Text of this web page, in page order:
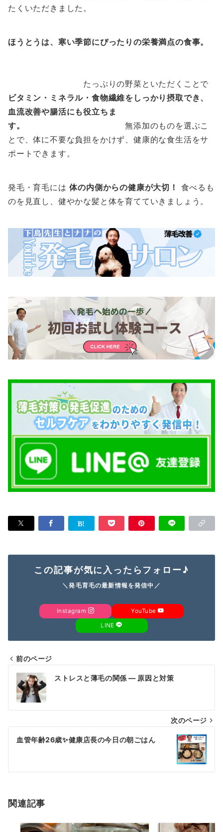
たくいただきました。
ほうとうは、寒い季節にぴったりの栄養満点の食事。
たっぷりの野菜といただくことで
ビタミン・ミネラル・食物繊維をしっかり摂取でき、
血流改善や腸活にも役立ちま
す。
無添加のものを選ぶこ
とで、体に不要な負担をかけず、健康的な食生活をサ
ポートできます。
発毛・育毛には体の内側からの健康が大切！
食べるも
のを見直し、健やかな髪と体を育てていきましょう。
この記事が気に入ったらフォロー♪
＼発毛育毛の最新情報を発信中／
Instagram YouTube
LINE
投
稿
ビ
ゲ
シ
ン
前のページ
ストレスと薄毛の関係 — 原因と対策
次のページ
血管年齢26歳✨健康店長の今日の朝ごはん
関連記事